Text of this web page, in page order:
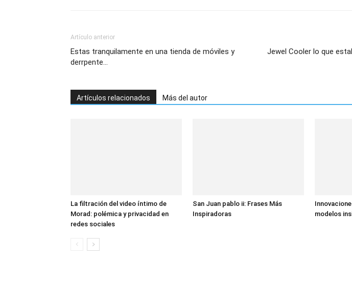
Artículo anterior
Estas tranquilamente en una tienda de móviles y
derrpente…
Jewel Cooler lo que
Artículos relacionados Más del autor
La filtración del video íntimo de
Morad: polémica y privacidad en
redes sociales
San Juan pablo ii: Frases Más
Inspiradoras
modelos